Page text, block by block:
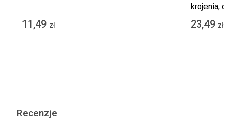
11,49 zł
krojenia,
23,49 zł
Recenzje